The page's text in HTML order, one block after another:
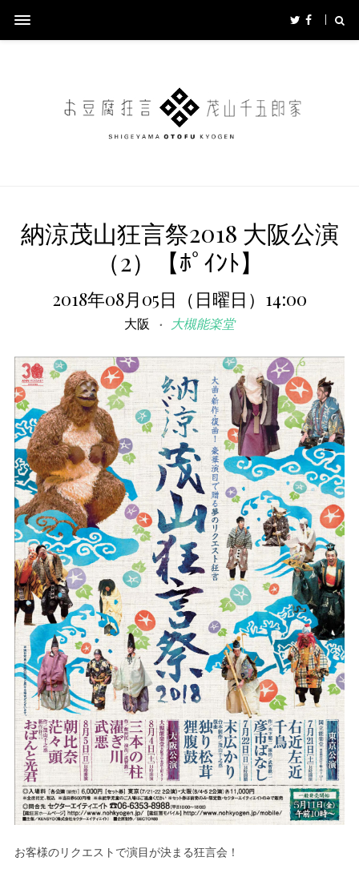
納涼茂山狂言祭2018 大阪公演
（2）【ﾎﾟｲﾝﾄ】
2018年08月05日（日曜日）14:00
大阪 大槻能楽堂
お客様のリクエストで演目が決まる狂言会！